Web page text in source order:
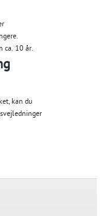
ca. 10 år.
kan du